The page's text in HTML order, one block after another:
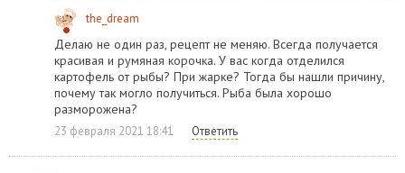
the_dream
Делаю не один раз, рецепт не меняю. Всегда получается
красивая и румяная корочка. У вас когда отделился
картофель от рыбы? При жарке? Тогда бы нашли причину,
почему так могло получиться. Рыба была хорошо
разморожена?
23 февраля 2021 18:41 Ответить